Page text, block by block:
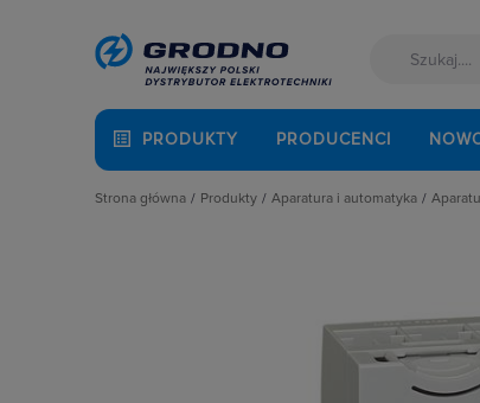
PRODUKTY PRODUCENCI
Strona główna
Produkty
Łączniki i gniazda
Aparatura i automatyka
Aparatura średniego
Aparatura zasilająca
Automatyka przemysłowa
Elementy pasywne